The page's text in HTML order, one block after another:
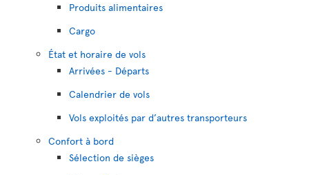
Produits alimentaires
Cargo
État et horaire de vols
Arrivées - Départs
Calendrier de vols
Vols exploités par d’autres transporteurs
Confort à bord
Sélection de sièges